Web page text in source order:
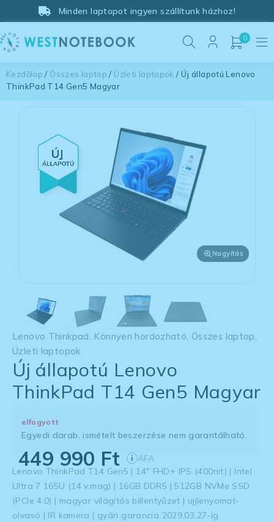
Minden laptopot ingyen szállítunk házhoz!
0
Kezdőlap / Összes laptop / Üzleti laptopok / Új állapotú Lenovo
ThinkPad T14 Gen5 Magyar
Nagyítás
Lenovo Thinkpad, Könnyen hordozható, Összes laptop,
Üzleti laptopok
Új állapotú Lenovo
ThinkPad T14 Gen5 Magyar
elfogyott
Egyedi darab, ismételt beszerzése nem garantálható.
449 990 Ft i ÁFA
Lenovo ThinkPad T14 Gen5 | 14″ FHD+ IPS (400nit) | Intel
Ultra 7 165U (14 v.mag) | 16GB DDR5 | 512GB NVMe SSD
(PCIe 4.0) | magyar világítós billentyűzet | ujjlenyomat-
olvasó | IR kamera | gyári garancia 2029.03.27-ig